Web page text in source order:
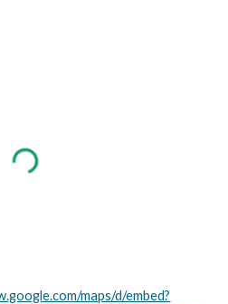
maps/d/embed?